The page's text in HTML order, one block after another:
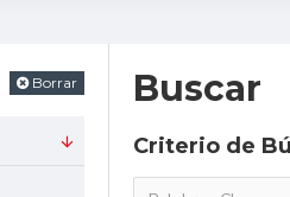
Borrar Buscar
Criterio de